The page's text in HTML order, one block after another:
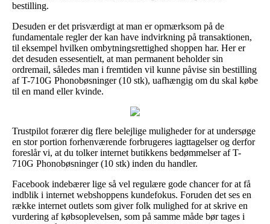
bestilling.
Desuden er det prisværdigt at man er opmærksom på de
fundamentale regler der kan have indvirkning på transaktionen,
til eksempel hvilken ombytningsrettighed shoppen har. Her er
det desuden essesentielt, at man permanent beholder sin
ordremail, således man i fremtiden vil kunne påvise sin bestilling
af T-710G Phonobøsninger (10 stk), uafhængig om du skal købe
til en mand eller kvinde.
Trustpilot forærer dig flere belejlige muligheder for at undersøge
en stor portion forhenværende forbrugeres iagttagelser og derfor
foreslår vi, at du tolker internet butikkens bedømmelser af T-
710G Phonobøsninger (10 stk) inden du handler.
Facebook indebærer lige så vel regulære gode chancer for at få
indblik i internet webshoppens kundefokus. Foruden det ses en
række internet outlets som giver folk mulighed for at skrive en
vurdering af købsoplevelsen, som på samme måde bør tages i